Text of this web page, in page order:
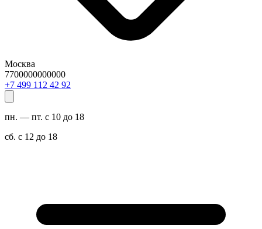
Москва
7700000000000
29 24 211 994 7+
пн. — пт. с 10 до 18
сб. с 12 до 18